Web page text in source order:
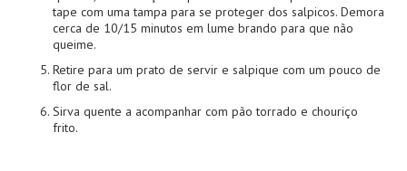
tape com uma tampa para se proteger dos salpicos. Demora
cerca de 10/15 minutos em lume brando para que não
queime.
Retire para um prato de servir e salpique com um pouco de
flor de sal.
Sirva quente a acompanhar com pão torrado e chouriço
frito.